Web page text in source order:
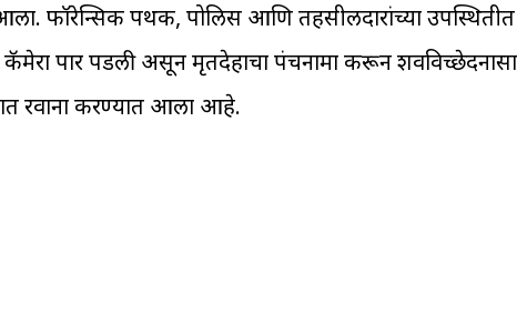
फॉरेन्सिक पथक, पोलिस आणि तहसीलदारांच्या उपस्थितीत
कॅमेरा पार पडली असून मृतदेहाचा पंचनामा करून
रवाना करण्यात आला आहे.